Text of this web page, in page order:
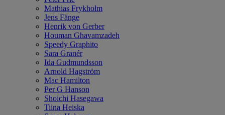
Mathias Frykholm
Jens Fänge
Henrik von Gerber
Houman Ghavamzadeh
Speedy Graphito
Sara Granér
Ida Gudmundsson
Arnold Hagström
Mac Hamilton
Per G Hanson
Shoichi Hasegawa
Tiina Heiska